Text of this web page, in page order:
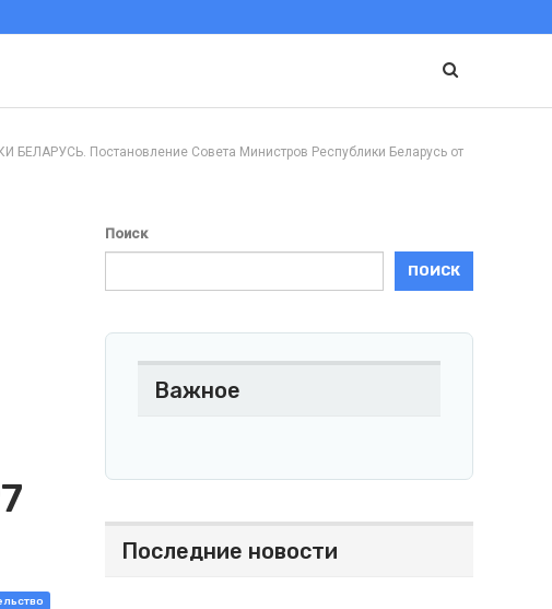
Постановление Совета Министров Республики Беларусь от
Поиск
ПОИСК
Важное
Последние новости